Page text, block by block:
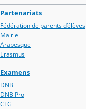
Partenariats
Fédération de parents d’élèves
Mairie
Arabesque
Erasmus
Examens
DNB
DNB Pro
CFG